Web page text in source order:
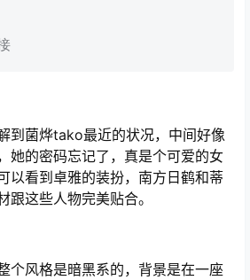
到菌烨tako最近的状况，中间好像
她的密码忘记了，真是个可爱的女
以看到卓雅的装扮，南方日鹤和蒂
跟这些人物完美贴合。
个风格是暗黑系的，背景是在一座